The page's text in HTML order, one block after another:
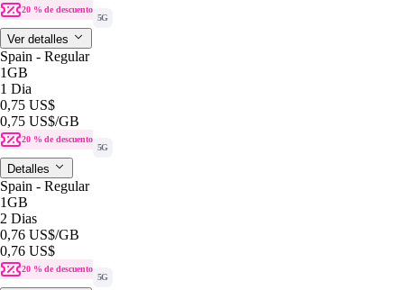
20 % de descuento
5G
Ver detalles
Spain - Regular
1GB
1 Dia
0,75 US$
0,75 US$/GB
20 % de descuento
5G
Detalles
Spain - Regular
1GB
2 Dias
0,76 US$/GB
0,76 US$
20 % de descuento
5G